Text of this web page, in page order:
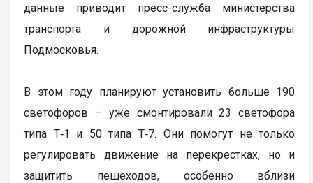
данные приводит пресс-служба министерства
транспорта и дорожной инфраструктуры
Подмосковья.
В этом году планируют установить больше 190
светофоров – уже смонтировали 23 светофора
типа Т‑1 и 50 типа Т‑7. Они помогут не только
регулировать движение на перекрестках, но и
защитить пешеходов, особенно вблизи